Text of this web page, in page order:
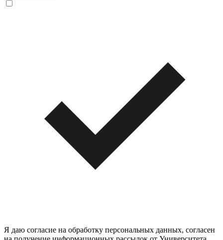
Я даю согласие на обработку персональных данных, согласен